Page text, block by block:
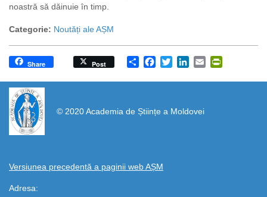
noastră să dăinuie în timp.
Categorie: Noutăți ale AȘM
Share
Share Post Facebook
TwitterLinkedIn
Email
© 2020 Academia de Științe a Moldovei
Versiunea precedentă a paginii web AȘM
Adresa:
https://propletenie.ru/